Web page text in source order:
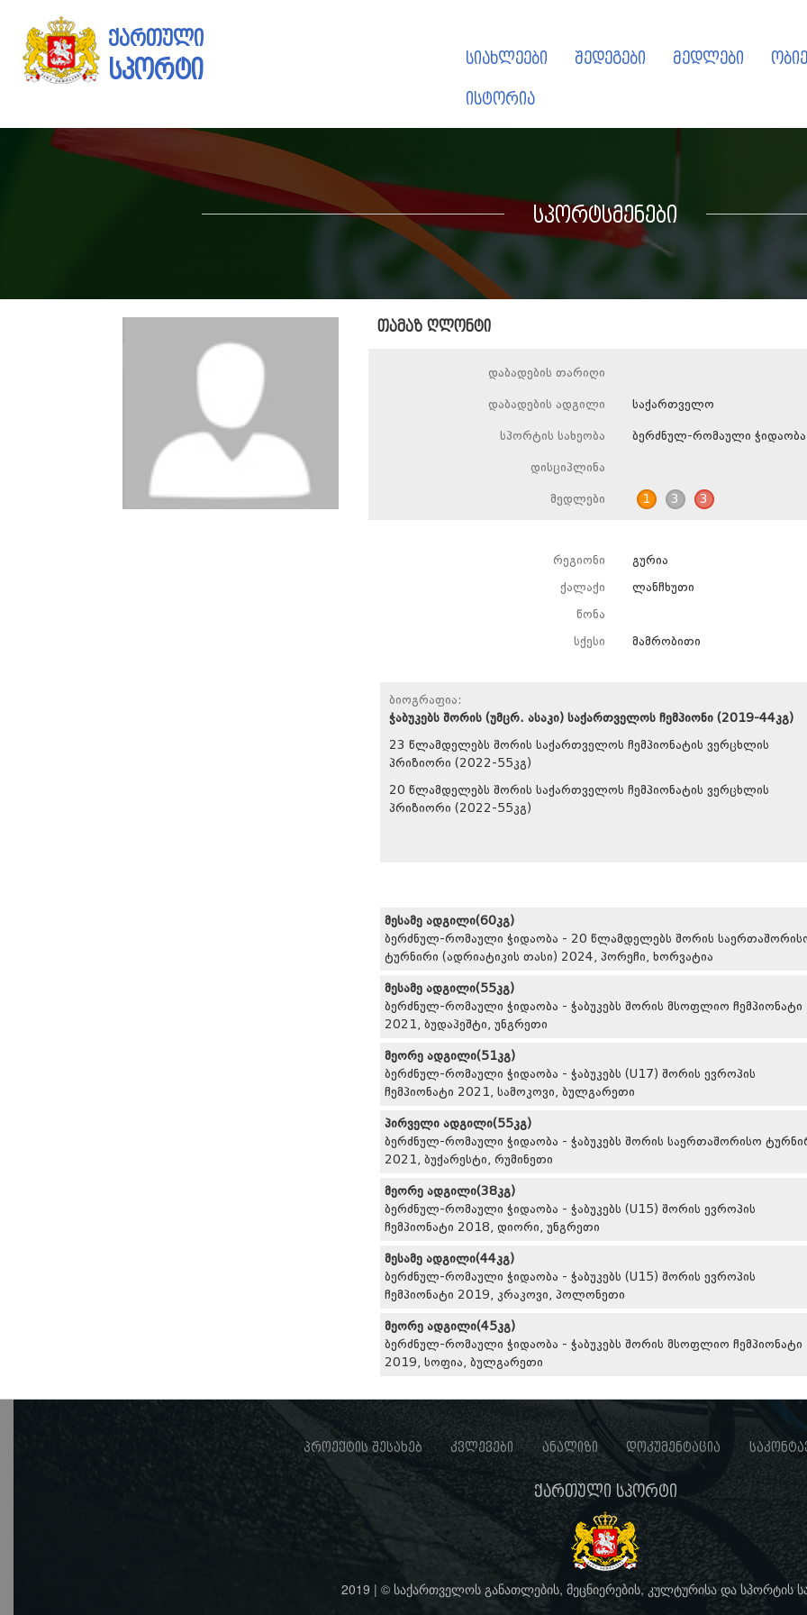
ქართული
სპორტი სიახლეები შედეგები მედლები
ისტორია
სპორტსმენები
თამაზ ღლონტი
დაბადების თარიღი
დაბადების ადგილი საქართველო
სპორტის სახეობა ბერძნულ-რომაული ჭიდაობა
დისციპლინა
მედლები 1 3 3
რეგიონი გურია
ქალაქი ლანჩხუთი
წონა
სქესი მამრობითი
ბიოგრაფია:
ჭაბუკებს შორის (უმცრ. ასაკი) საქართველოს ჩემპიონი (2019-44კგ)
23 წლამდელებს შორის საქართველოს ჩემპიონატის ვერცხლის
პრიზიორი (2022-55კგ)
20 წლამდელებს შორის საქართველოს ჩემპიონატის ვერცხლის
პრიზიორი (2022-55კგ)
მესამე ადგილი(60კგ)
ბერძნულ-რომაული ჭიდაობა - 20 წლამდელებს შორის
ტურნირი (ადრიატიკის თასი) 2024, პორეჩი, ხორვატია
მესამე ადგილი(55კგ)
ბერძნულ-რომაული ჭიდაობა - ჭაბუკებს შორის მსოფლიო ჩემპიონატი
2021, ბუდაპეშტი, უნგრეთი
მეორე ადგილი(51კგ)
ბერძნულ-რომაული ჭიდაობა - ჭაბუკებს (U17) შორის ევროპის
ჩემპიონატი 2021, სამოკოვი, ბულგარეთი
პირველი ადგილი(55კგ)
ბერძნულ-რომაული ჭიდაობა - ჭაბუკებს შორის საერთაშორისო
2021, ბუქარესტი, რუმინეთი
მეორე ადგილი(38კგ)
ბერძნულ-რომაული ჭიდაობა - ჭაბუკებს (U15) შორის ევროპის
ჩემპიონატი 2018, დიორი, უნგრეთი
მესამე ადგილი(44კგ)
ბერძნულ-რომაული ჭიდაობა - ჭაბუკებს (U15) შორის ევროპის
ჩემპიონატი 2019, კრაკოვი, პოლონეთი
მეორე ადგილი(45კგ)
ბერძნულ-რომაული ჭიდაობა - ჭაბუკებს შორის მსოფლიო ჩემპიონატი
2019, სოფია, ბულგარეთი
პროექტის შესახებ კვლევები ანალიზი დოკუმენტაცია
ქართული სპორტი
2019 | © საქართველოს განათლების, მეცნიერების, კულტურისა და სპორტის